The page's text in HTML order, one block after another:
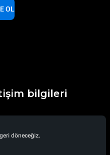
OL
bilgileri
döneceğiz.